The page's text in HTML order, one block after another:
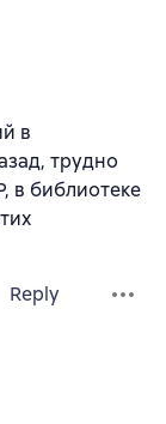
в
трудно
в библиотеке
Reply